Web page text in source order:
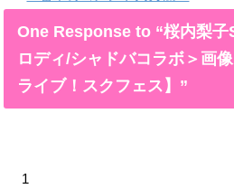
One Response to “桜内梨子
ロディ/シャドバコラボ＞画
ライブ！スクフェス】”
1